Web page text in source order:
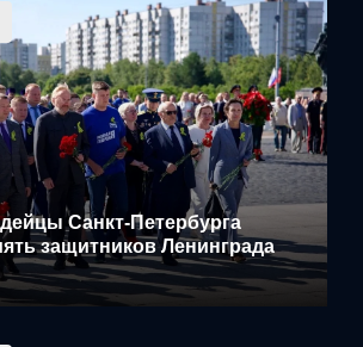
Санкт-Петербурга
защитников Ленинграда